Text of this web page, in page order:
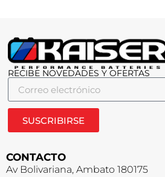
RECIBE NOVEDADES Y OFERTAS
SUSCRIBIRSE
CONTACTO
Av Bolivariana, Ambato 180175